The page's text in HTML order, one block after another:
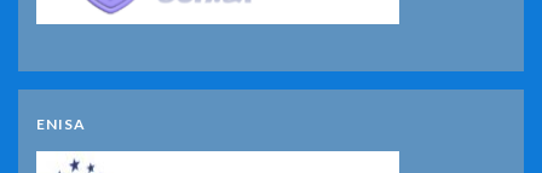
ENISA